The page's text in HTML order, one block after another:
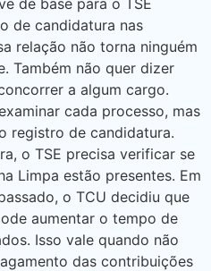
de candidatura nas
relação não torna ninguém
Também não quer dizer
a algum cargo.
cada processo, mas
registro de candidatura.
o TSE precisa verificar se
Limpa estão presentes. Em
o TCU decidiu que
aumentar o tempo de
Isso vale quando não
das contribuições